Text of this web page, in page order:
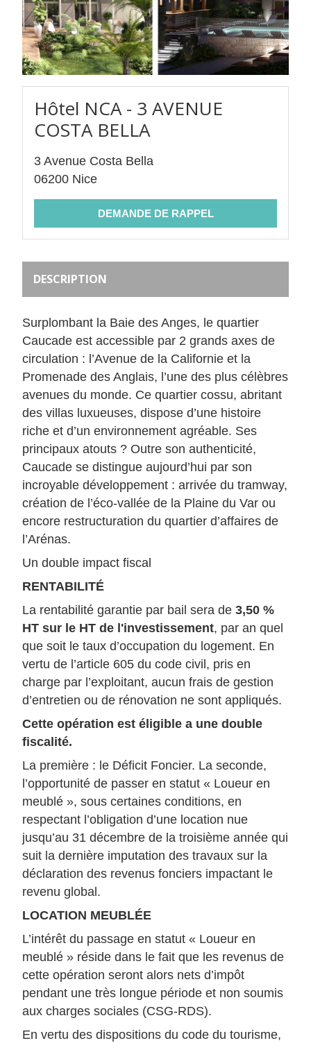
Hôtel NCA - 3 AVENUE
COSTA BELLA
3 Avenue Costa Bella
06200 Nice
DESCRIPTION
Surplombant la Baie des Anges, le quartier
Caucade est accessible par 2 grands axes de
circulation : l’Avenue de la Californie et la
Promenade des Anglais, l’une des plus célèbres
avenues du monde. Ce quartier cossu, abritant
des villas luxueuses, dispose d’une histoire
riche et d’un environnement agréable. Ses
principaux atouts ? Outre son authenticité,
Caucade se distingue aujourd’hui par son
incroyable développement : arrivée du tramway,
création de l’éco-vallée de la Plaine du Var ou
encore restructuration du quartier d’affaires de
l’Arénas.
Un double impact fiscal
RENTABILITÉ
La rentabilité garantie par bail sera de 3,50 %
HT sur le HT de l'investissement, par an quel
que soit le taux d’occupation du logement. En
vertu de l’article 605 du code civil, pris en
charge par l’exploitant, aucun frais de gestion
d’entretien ou de rénovation ne sont appliqués.
Cette opération est éligible a une double
fiscalité.
La première : le Déficit Foncier. La seconde,
l’opportunité de passer en statut « Loueur en
meublé », sous certaines conditions, en
respectant l’obligation d’une location nue
jusqu’au 31 décembre de la troisième année qui
suit la dernière imputation des travaux sur la
déclaration des revenus fonciers impactant le
revenu global.
LOCATION MEUBLÉE
L’intérêt du passage en statut « Loueur en
meublé » réside dans le fait que les revenus de
cette opération seront alors nets d’impôt
pendant une très longue période et non soumis
aux charges sociales (CSG-RDS).
En vertu des dispositions du code du tourisme,